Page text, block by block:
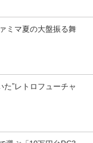
ミマ夏の大盤振る舞
”レトロフューチャ